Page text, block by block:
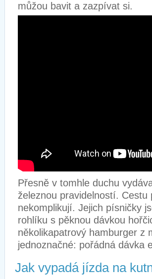
můžou bavit a zazpívat si.
Přesně v tomhle duchu
železnou pravidelností.
nekomplikují. Jejich písničky
rohlíku s pěknou dávkou
několikapatrový hamburger z
jednoznačné: pořádná dávka
Jak vypadá jízda na